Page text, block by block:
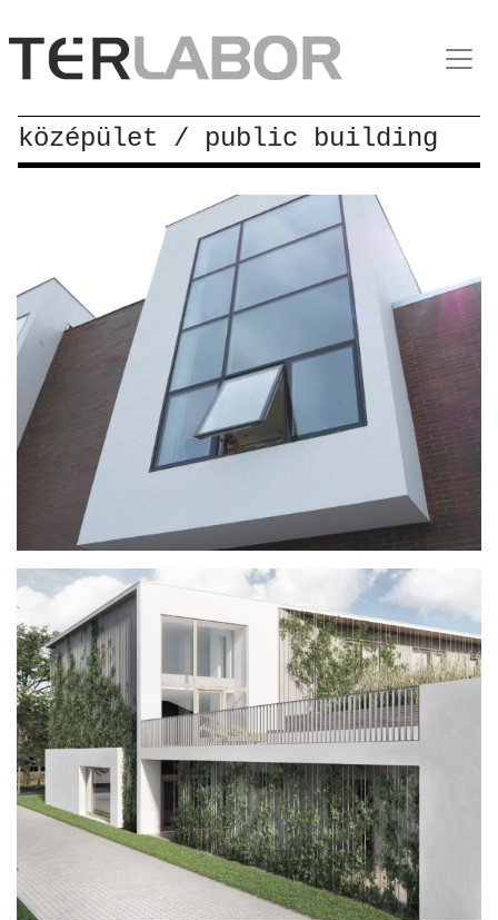
középület / public building